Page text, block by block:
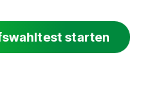
starten